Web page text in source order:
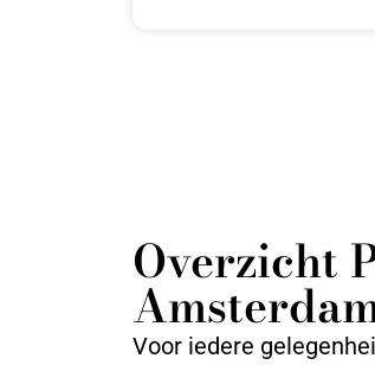
Overzicht
Voor iedere